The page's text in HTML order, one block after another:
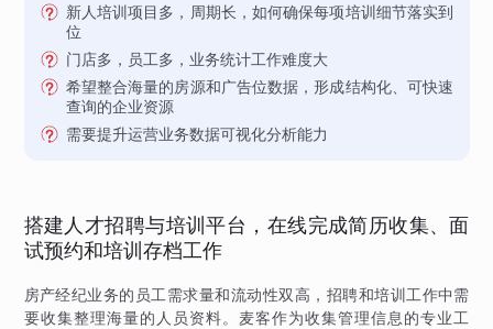
新人培训项目多，周期长，如何确保每项培训细节落实到
位
门店多，员工多，业务统计工作难度大
希望整合海量的房源和广告位数据，形成结构化、可快速
查询的企业资源
需要提升运营业务数据可视化分析能力
搭建人才招聘与培训平台，在线完成简历收集、面
试预约和培训存档工作
房产经纪业务的员工需求量和流动性双高，招聘和培训工作中需
要收集整理海量的人员资料。麦客作为收集管理信息的专业工